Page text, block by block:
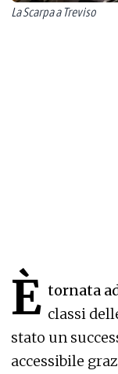
La Scarpa a Treviso
È tornata
classi
stato un
accessibile